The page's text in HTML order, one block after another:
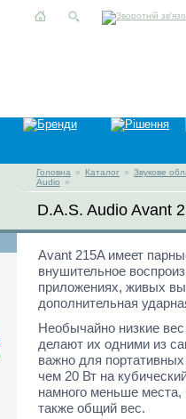
Головна » Каталог » Звукове
Audio
»
D.A.S. Audio Avant
Avant 215A имеет
внушительное
приложениях, живых
дополнительная
Необычайно низкие
делают их одними из
важно для
чем 20 Вт на
намного меньше
также общий вес.